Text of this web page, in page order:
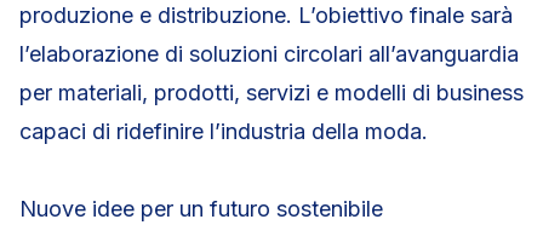
produzione e distribuzione. L’obiettivo finale sarà
l’elaborazione di soluzioni circolari all’avanguardia
per materiali, prodotti, servizi e modelli di business
capaci di ridefinire l’industria della moda.
Nuove idee per un futuro sostenibile